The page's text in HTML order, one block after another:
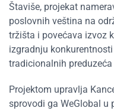
Štaviše, projekat
poslovnih veština na
tržišta i povećava izvoz
izgradnju
tradicionalnih preduzeća
Projektom upravlja
sprovodi ga WeGlobal u